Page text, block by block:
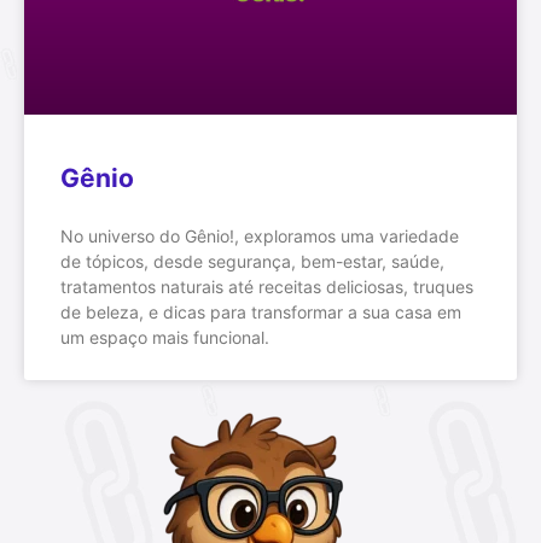
Gênio
No universo do Gênio!, exploramos uma variedade
de tópicos, desde segurança, bem-estar, saúde,
tratamentos naturais até receitas deliciosas, truques
de beleza, e dicas para transformar a sua casa em
um espaço mais funcional.